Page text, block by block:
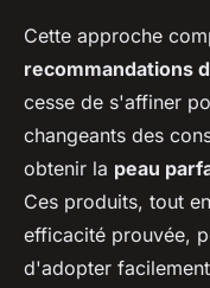
Cette approche
recommandations
cesse de s'affiner
changeants des
obtenir la peau
Ces produits, tout
efficacité prouvée,
d'adopter